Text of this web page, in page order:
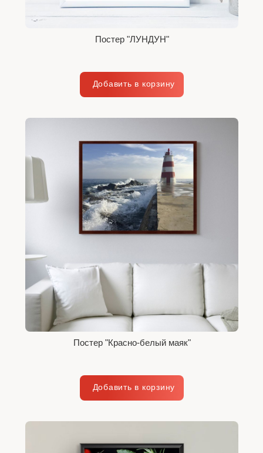
Постер "ЛУНДУН"
Постер "Красно-белый маяк"